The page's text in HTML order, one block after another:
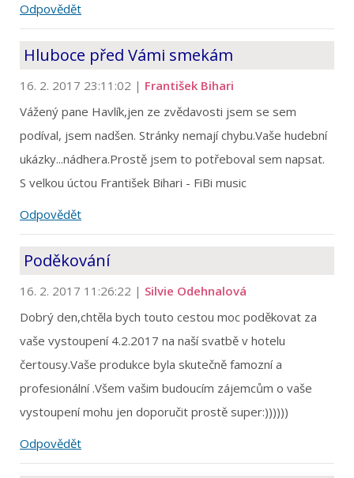
Odpovědět
Hluboce před Vámi smekám
16. 2. 2017 23:11:02 | František Bihari
Vážený pane Havlík,jen ze zvědavosti jsem se sem
podíval, jsem nadšen. Stránky nemají chybu.Vaše hudební
ukázky...nádhera.Prostě jsem to potřeboval sem napsat.
S velkou úctou František Bihari - FiBi music
Odpovědět
Poděkování
16. 2. 2017 11:26:22 | Silvie Odehnalová
Dobrý den,chtěla bych touto cestou moc poděkovat za
vaše vystoupení 4.2.2017 na naší svatbě v hotelu
čertousy.Vaše produkce byla skutečně famozní a
profesionální .Všem vašim budoucím zájemcům o vaše
vystoupení mohu jen doporučit prostě super:))))))
Odpovědět